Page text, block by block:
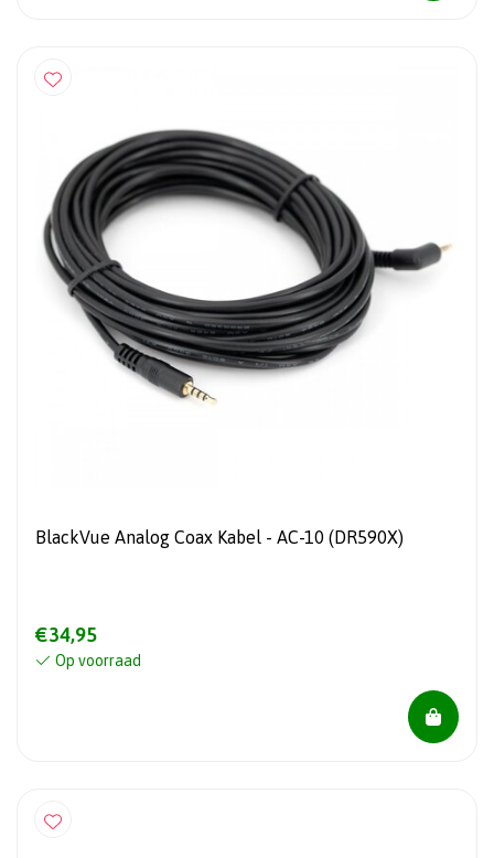
BlackVue Analog Coax Kabel - AC-10 (DR590X)
€34,95
Op voorraad